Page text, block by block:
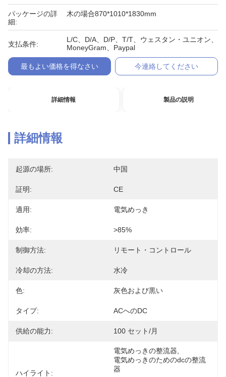
パッケージの詳
細:
木の場合870*1010*1830mm
支払条件:
L/C、D/A、D/P、T/T、ウェスタン・ユニオン、
MoneyGram、Paypal
最もよい価格を得なさい 今連絡してください
詳細情報 製品の説明
詳細情報
起源の場所: 中国
証明: CE
適用: 電気めっき
効率: >85%
制御方法: リモート・コントロール
冷却の方法: 水冷
色: 灰色および黒い
タイプ: ACへのDC
供給の能力: 100 セット/月
ハイライト:
電気めっきの整流器
電気めっきのためのdcの整流
器